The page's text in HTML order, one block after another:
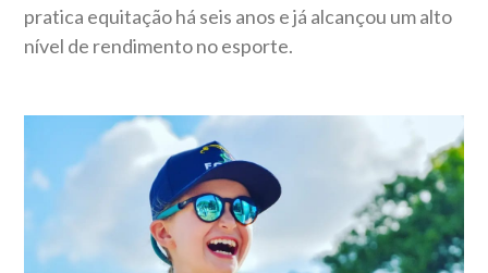
pratica equitação há seis anos e já alcançou um alto
nível de rendimento no esporte.